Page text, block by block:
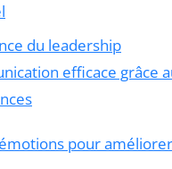
du leadership
efficace grâce
pour